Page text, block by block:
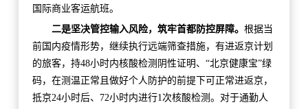
国际商业客运航班。
二是坚决管控输入风险，筑牢首都防控屏障。 根据当
前国内疫情形势，继续执行远端筛查措施，有进返京计划
的旅客，持48小时内核酸检测阴性证明、“北京健康宝”绿
码，在测温正常且做好个人防护的前提下可正常进返京，
抵京24小时后、72小时内进行1次核酸检测。对于通勤人